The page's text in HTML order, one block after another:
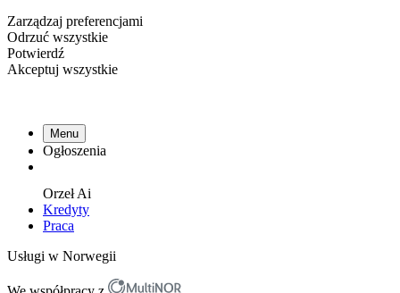
Zarządzaj preferencjami
Odrzuć wszystkie
Potwierdź
Akceptuj wszystkie
Menu
Ogłoszenia
OrzełAi
Kredyty
Praca
Usługi w Norwegii